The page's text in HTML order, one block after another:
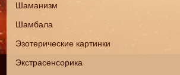
Шаманизм
Шамбала
Эзотерические картинки
Экстрасенсорика